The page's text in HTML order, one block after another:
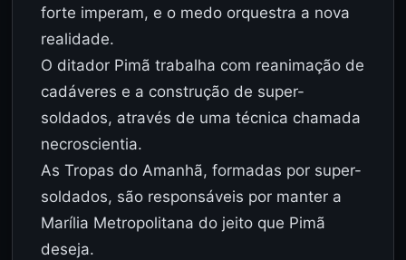
forte imperam, e o medo orquestra a nova
realidade.
O ditador Pimã trabalha com reanimação de
cadáveres e a construção de super-
soldados, através de uma técnica chamada
necroscientia.
As Tropas do Amanhã, formadas por super-
soldados, são responsáveis por manter a
Marília Metropolitana do jeito que Pimã
deseja.